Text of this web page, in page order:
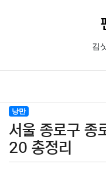
김
낭만
서울 종로구 종
20 총정리